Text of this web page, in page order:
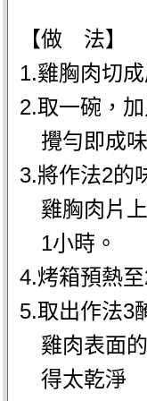
【做 法】
1.雞胸肉切
2.取一碗，
攪勻即成
3.將作法2的
雞胸肉片
1小時。
4.烤箱預熱
5.取出作法3
雞肉表面
得太乾淨